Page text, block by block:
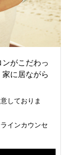
がこだわっ
に居ながら
しておりま
インカウンセ